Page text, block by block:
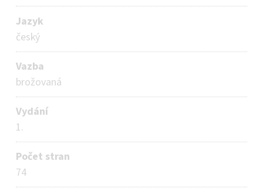
Jazyk
český
Vazba
brožovaná
Vydání
1.
Počet stran
74